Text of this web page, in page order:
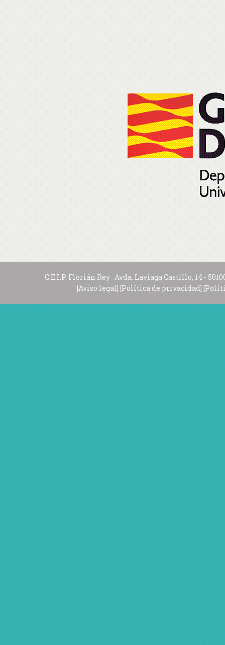
C.E.I.P. Florián Rey · Avda. Laviaga Castillo, 14 -
[Aviso legal] [Política de privacidad] [